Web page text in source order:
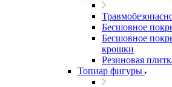
Бесшовное
Бесшовное
крошки
Резиновая
Топиар фигуры